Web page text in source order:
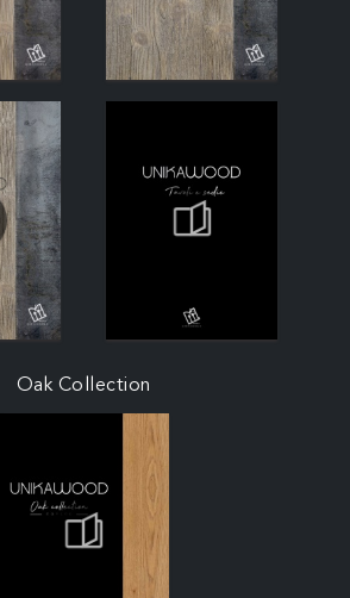
Oak Collection